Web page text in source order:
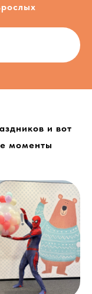
и вот
моменты